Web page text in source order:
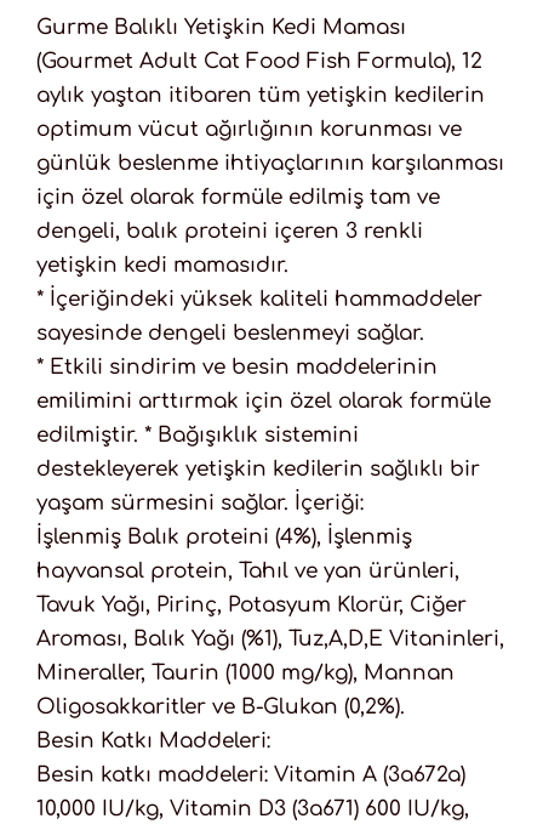
Gurme Balıklı Yetişkin Kedi Maması
(Gourmet Adult Cat Food Fish Formula), 12
aylık yaştan itibaren tüm yetişkin kedilerin
optimum vücut ağırlığının korunması ve
günlük beslenme ihtiyaçlarının karşılanması
için özel olarak formüle edilmiş tam ve
dengeli, balık proteini içeren 3 renkli
yetişkin kedi mamasıdır.
* İçeriğindeki yüksek kaliteli hammaddeler
sayesinde dengeli beslenmeyi sağlar.
* Etkili sindirim ve besin maddelerinin
emilimini arttırmak için özel olarak formüle
edilmiştir. * Bağışıklık sistemini
destekleyerek yetişkin kedilerin sağlıklı bir
yaşam sürmesini sağlar. İçeriği:
İşlenmiş Balık proteini (4%), İşlenmiş
hayvansal protein, Tahıl ve yan ürünleri,
Tavuk Yağı, Pirinç, Potasyum Klorür, Ciğer
Aroması, Balık Yağı (%1), Tuz,A,D,E Vitaninleri,
Mineraller, Taurin (1000 mg/kg), Mannan
Oligosakkaritler ve B-Glukan (0,2%).
Besin Katkı Maddeleri:
Besin katkı maddeleri: Vitamin A (3a672a)
10,000 IU/kg, Vitamin D3 (3a671) 600 IU/kg,